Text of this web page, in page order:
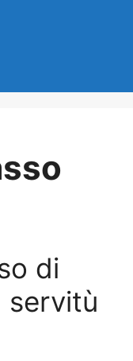
di
servitù